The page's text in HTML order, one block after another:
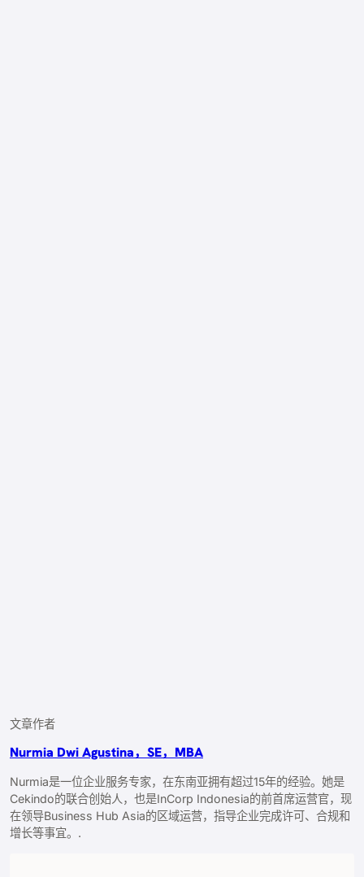
文章作者
Nurmia Dwi Agustina，SE，MBA
Nurmia是一位企业服务专家，在东南亚拥有超过15年的经验。她是
Cekindo的联合创始人，也是InCorp Indonesia的前首席运营官，现
在领导Business Hub Asia的区域运营，指导企业完成许可、合规和
增长等事宜。.